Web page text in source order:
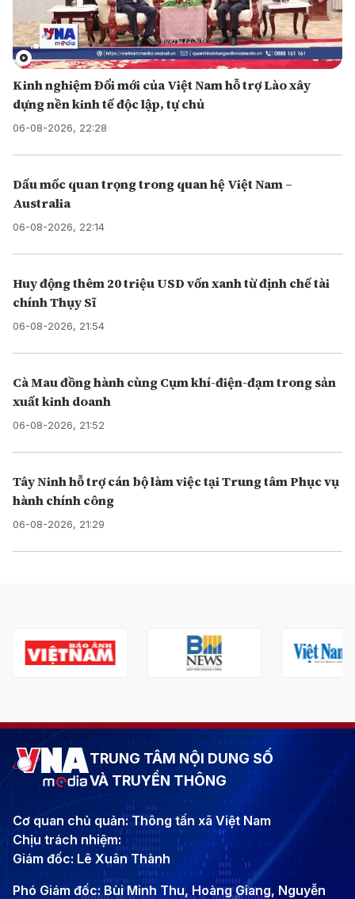
Kinh nghiệm Đổi mới của Việt Nam hỗ trợ Lào xây
dựng nền kinh tế độc lập, tự chủ
06-08-2026, 22:28
Dấu mốc quan trọng trong quan hệ Việt Nam –
Australia
06-08-2026, 22:14
Huy động thêm 20 triệu USD vốn xanh từ định chế tài
chính Thụy Sĩ
06-08-2026, 21:54
Cà Mau đồng hành cùng Cụm khí-điện-đạm trong sản
xuất kinh doanh
06-08-2026, 21:52
Tây Ninh hỗ trợ cán bộ làm việc tại Trung tâm Phục vụ
hành chính công
06-08-2026, 21:29
TRUNG TÂM NỘI DUNG SỐ
VÀ TRUYỀN THÔNG
Cơ quan chủ quản: Thông tấn xã Việt Nam
Chịu trách nhiệm:
Giám đốc: Lê Xuân Thành
Phó Giám đốc: Bùi Minh Thu, Hoàng Giang, Nguyễn